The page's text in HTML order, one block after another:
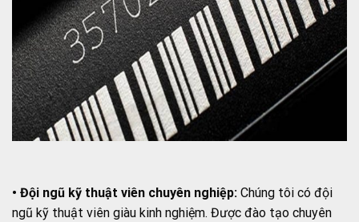
• Đội ngũ kỹ thuật viên chuyên nghiệp: Chúng tôi có đội
ngũ kỹ thuật viên giàu kinh nghiệm. Được đào tạo chuyên